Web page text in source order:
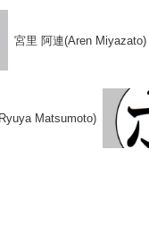
...
宮里 阿連(Aren Miyazato)
Matsumoto)